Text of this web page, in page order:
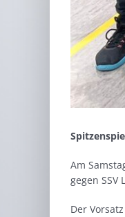
Am
gegen SSV
Der